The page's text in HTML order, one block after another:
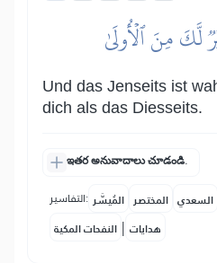
لَّكَ مِنَ ٱلۡأُولَىٰ
Und das Jenseits ist
dich als das Diesseits.
ఇతర అనువాదాలు చూడండి.
التفاسير: المُيسَّر المختصر السعدي
النفحات المكية | هدايات